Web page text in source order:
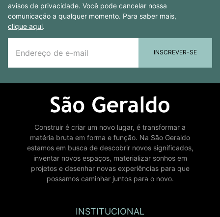
avisos de privacidade. Você pode cancelar nossa
comunicação a qualquer momento. Para saber mais,
clique aqui.
INSCREVER-SE
Construir é criar um novo lugar, é transformar a
matéria bruta em forma e função. Na São Geraldo
estamos em busca de descobrir novos significados,
inventar novos espaços, materializar sonhos em
projetos e desenhar novas experiências para que
possamos caminhar juntos para o novo.
INSTITUCIONAL